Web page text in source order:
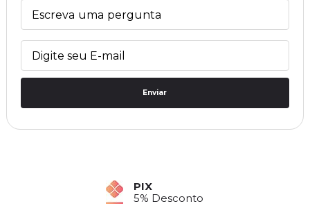
Enviar
PIX
5% Desconto